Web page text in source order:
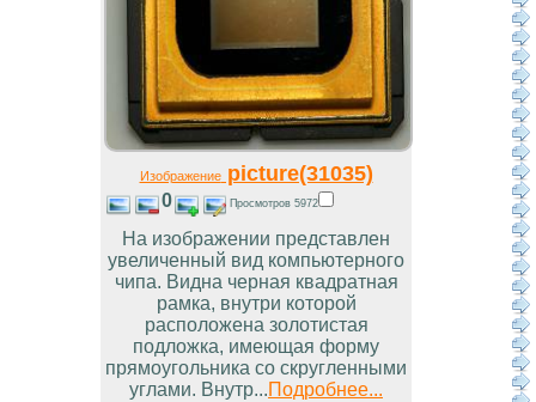
Изображениеpicture(31035)
0 Просмотров 5972
На изображении представлен
увеличенный вид компьютерного
чипа. Видна черная квадратная
рамка, внутри которой
расположена золотистая
подложка, имеющая форму
прямоугольника со скругленными
углами. Внутр...Подробнее...